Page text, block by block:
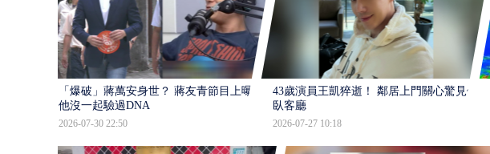
「爆破」蔣萬安身世？ 蔣友青節目上曝：
他沒一起驗過DNA
2026-07-30 22:50
43歲演員王凱猝逝！ 鄰居上門關心驚見倒
臥客廳
2026-07-27 10:18